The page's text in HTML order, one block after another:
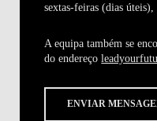
sextas-feiras (dias úteis),
A equipa também se
do endereço
ENVIAR